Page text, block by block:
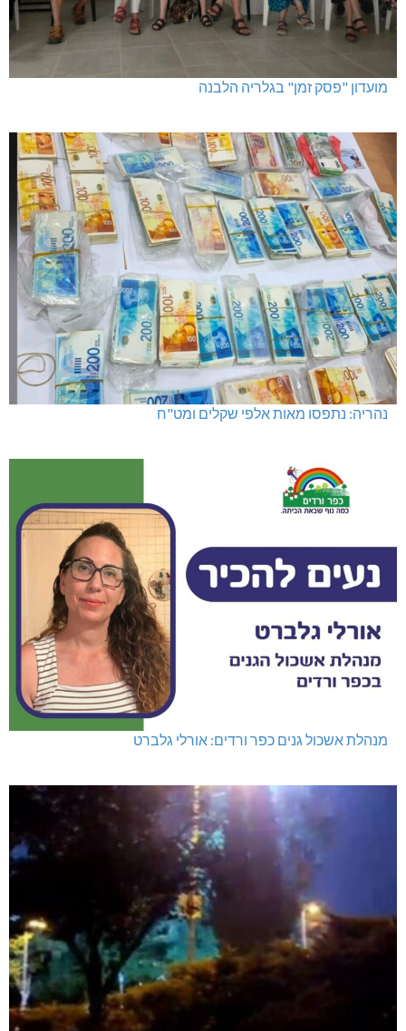
מועדון "פסק זמן" בגלריה הלבנה
נהריה: נתפסו מאות אלפי שקלים ומט"ח
מנהלת אשכול גנים כפר ורדים: אורלי גלברט